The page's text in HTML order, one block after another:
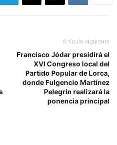
Artículo siguiente
Francisco Jódar presidirá el
XVI Congreso local del
Partido Popular de Lorca,
donde Fulgencio Martínez
Pelegrín realizará la
ponencia principal